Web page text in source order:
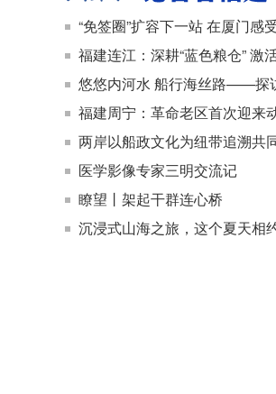
“免签圈”扩容下一站 在厦门感
福建连江：深耕“蓝色粮仓” 激
悠悠内河水 船行海丝路——探
福建周宁：革命老区首次迎来
两岸以船政文化为纽带追溯共
医学影像专家三明交流记
瞭望丨架起干群连心桥
沉浸式山海之旅，这个夏天相